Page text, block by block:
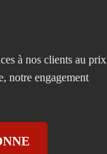
à nos clients au prix
notre engagement